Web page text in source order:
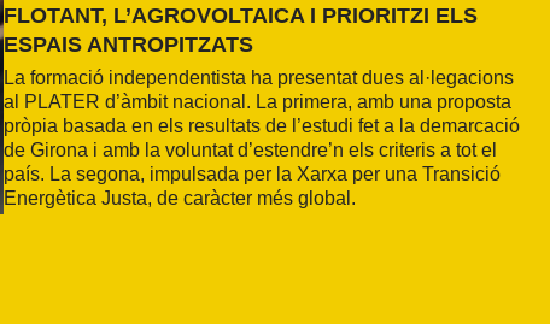
FLOTANT, L’AGROVOLTAICA I PRIORITZI ELS
ESPAIS ANTROPITZATS
La formació independentista ha presentat dues al·legacions
al PLATER d’àmbit nacional. La primera, amb una proposta
pròpia basada en els resultats de l’estudi fet a la demarcació
de Girona i amb la voluntat d’estendre’n els criteris a tot el
país. La segona, impulsada per la Xarxa per una Transició
Energètica Justa, de caràcter més global.